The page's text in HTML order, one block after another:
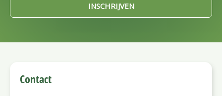
INSCHRIJVEN
Contact